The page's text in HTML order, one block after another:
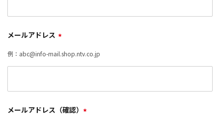
メールアドレス *
例：abc@info-mail.shop.ntv.co.jp
メールアドレス（確認） *